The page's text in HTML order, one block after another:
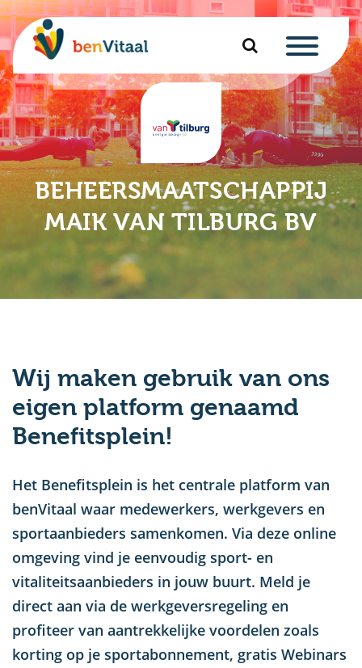
BEHEERSMAATSCHAPPIJ
MAIK VAN TILBURG BV
Wij maken gebruik van ons
eigen platform genaamd
Benefitsplein!
Het Benefitsplein is het centrale platform van
benVitaal waar medewerkers, werkgevers en
sportaanbieders samenkomen. Via deze online
omgeving vind je eenvoudig sport- en
vitaliteitsaanbieders in jouw buurt. Meld je
direct aan via de werkgeversregeling en
profiteer van aantrekkelijke voordelen zoals
korting op je sportabonnement, gratis Webinars